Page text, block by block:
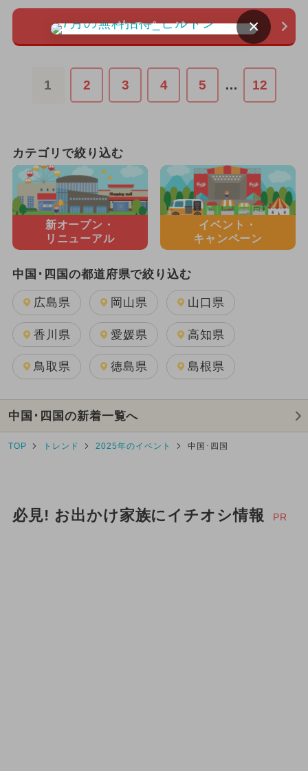
次のページ
1 2 3 4 5 … 12
カテゴリで絞り込む
新オープン・
リニューアル
イベント・
キャンペーン
中国･四国の都道府県で絞り込む
広島県 岡山県 山口県
香川県 愛媛県 高知県
鳥取県 徳島県 島根県
中国･四国の新着一覧へ
TOP トレンド 2025年のイベント 中国･四国
必見! お出かけ家族にイチオシ情報 PR
×